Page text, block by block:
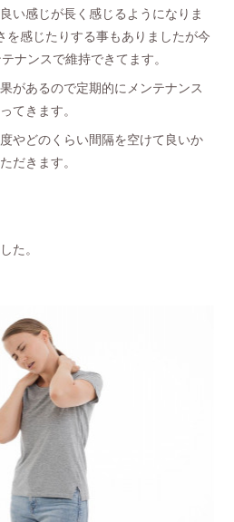
い感じが長く感じるようになりま
を感じたりする事もありましたが今
ナンスで維持できてます。
があるので定期的にメンテナンス
てきます。
やどのくらい間隔を空けて良いか
だきます。
た。